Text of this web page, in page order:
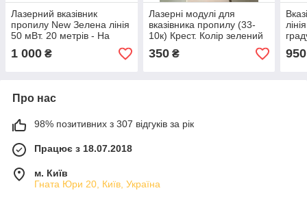
Лазерний вказівник
пропилу New Зелена лінія
50 мВт. 20 метрів - На
магнітному кріплені
1 000 ₴
Лазерні модулі для
вказівника пропилу (33-
10к) Крест. Колір зелений
350₴ 950
Про нас
98% позитивних з 307 відгуків за рік
Працює з 18.07.2018
м. Київ
Гната Юри 20, Київ, Україна